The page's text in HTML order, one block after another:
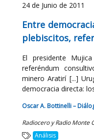
24 de Junio de 2011
Entre
plebiscitos,
El presidente
referéndum
minero Aratirí [...]
democracia directa:
Oscar A. Bottinelli –
Radiocero y Radio Monte
Análisis